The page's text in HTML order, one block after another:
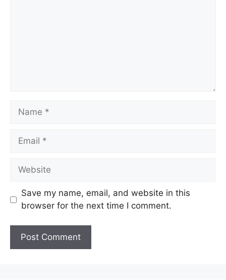
Name
Email
Website
Save my name, email, and website in this
browser for the next time I comment.